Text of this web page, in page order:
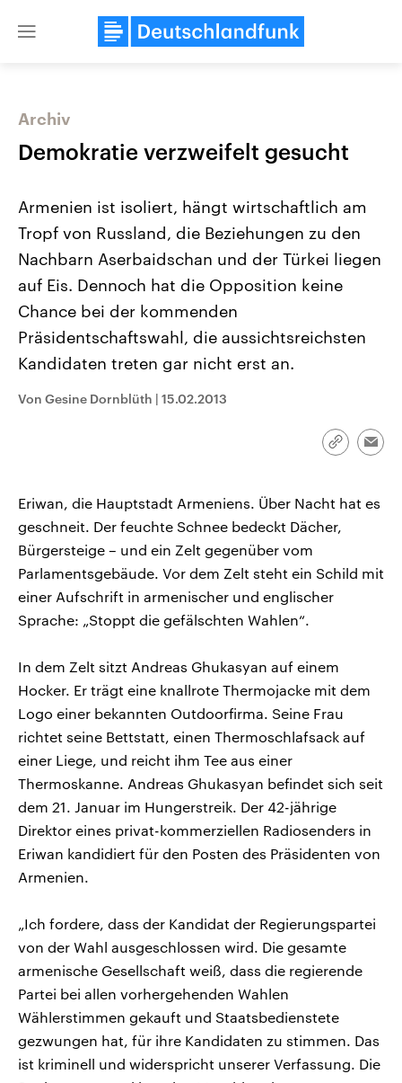
Close
Landtagswahl Sachsen-Anhalt
Alle Informationen
Sachsen-Anhalt wählt am 6.
September 2026 einen neuen
Bundesland von einer Koalition aus
Aktuelle Beiträge,
Hintergründe
Wirtschaftlich und
gehören die Vereinigten
Audio-Archiv
Archiv
Demokratie verzweifelt gesucht
Armenien ist isoliert, hängt wirtschaftlich am
Tropf von Russland, die Beziehungen zu den
Nachbarn Aserbaidschan und der Türkei liegen
auf Eis. Dennoch hat die Opposition keine
Chance bei der kommenden
Präsidentschaftswahl, die aussichtsreichsten
Kandidaten treten gar nicht erst an.
Von Gesine Dornblüth | 15.02.2013
Link
Eriwan, die Hauptstadt Armeniens. Über Nacht hat es
geschneit. Der feuchte Schnee bedeckt Dächer,
Bürgersteige – und ein Zelt gegenüber vom
Parlamentsgebäude. Vor dem Zelt steht ein Schild mit
einer Aufschrift in armenischer und englischer
Sprache: „Stoppt die gefälschten Wahlen“.
In dem Zelt sitzt Andreas Ghukasyan auf einem
Hocker. Er trägt eine knallrote Thermojacke mit dem
Logo einer bekannten Outdoorfirma. Seine Frau
richtet seine Bettstatt, einen Thermoschlafsack auf
einer Liege, und reicht ihm Tee aus einer
Thermoskanne. Andreas Ghukasyan befindet sich seit
dem 21. Januar im Hungerstreik. Der 42-jährige
Direktor eines privat-kommerziellen Radiosenders in
Eriwan kandidiert für den Posten des Präsidenten von
Armenien.
„Ich fordere, dass der Kandidat der Regierungspartei
von der Wahl ausgeschlossen wird. Die gesamte
armenische Gesellschaft weiß, dass die regierende
Partei bei allen vorhergehenden Wahlen
Wählerstimmen gekauft und Staatsbedienstete
gezwungen hat, für ihre Kandidaten zu stimmen. Das
ist kriminell und widerspricht unserer Verfassung. Die